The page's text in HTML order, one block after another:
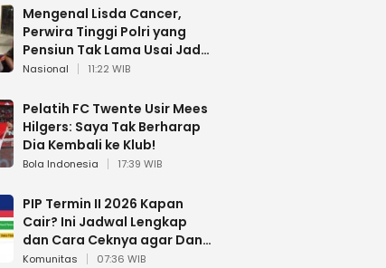
Mengenal Lisda Cancer,
Perwira Tinggi Polri yang
Pensiun Tak Lama Usai Jadi
Brigjen
Nasional 11:22 WIB
Pelatih FC Twente Usir Mees
Hilgers: Saya Tak Berharap
Dia Kembali ke Klub!
Bola Indonesia 17:39 WIB
PIP Termin II 2026 Kapan
Cair? Ini Jadwal Lengkap
dan Cara Ceknya agar Dana
Tidak Hangus!
Komunitas 07:36 WIB